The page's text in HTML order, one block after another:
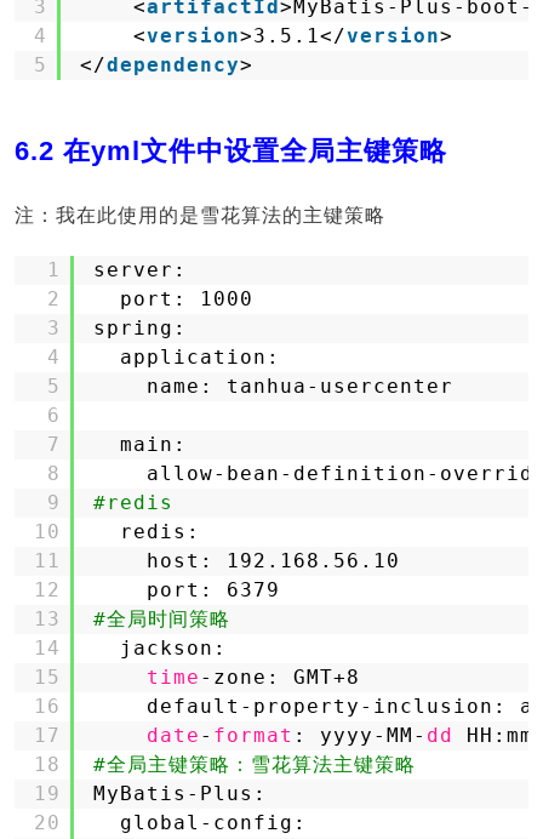
3
4
5
<artifactId >MyBatis-Plus-
<version>3.5.1</version>
</dependency>
6.2 在yml文件中设置全局主键策略
注：我在此使用的是雪花算法的主键策略
1
2
3
4
5
6
7
8
9
10
11
12
13
14
15
16
17
18
19
20
server:
port: 1000
spring:
application:
name: tanhua-usercenter
main:
allow-bean-definition-
#redis
redis:
host: 192.168.56.10
port: 6379
#全局时间策略
jackson:
time -zone: GMT+8
default-property-inclusion:
date - format : yyyy-MM- dd
#全局主键策略：雪花算法主键策略
MyBatis-Plus:
global-config: